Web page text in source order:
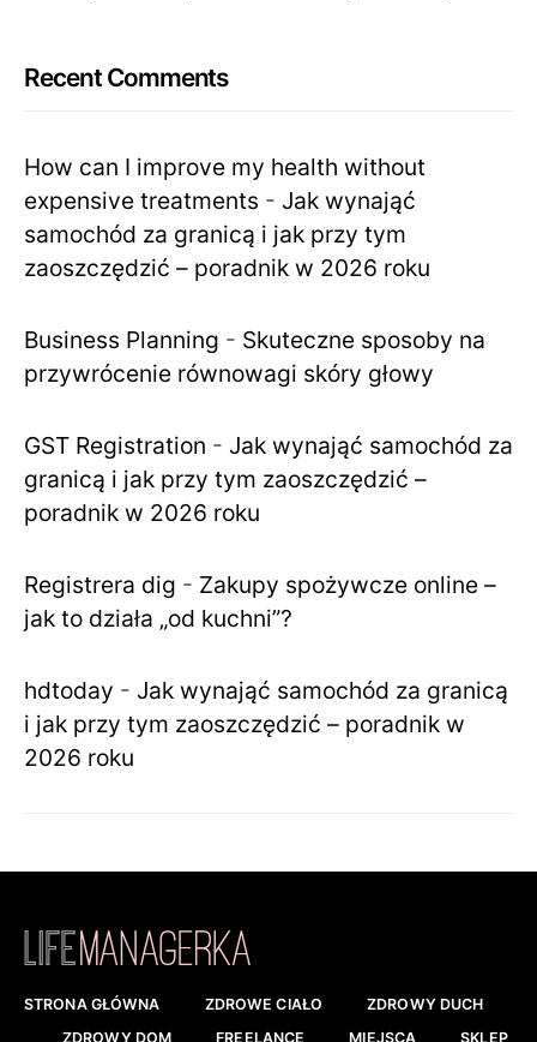
Recent Comments
How can I improve my health without
expensive treatments - Jak wynająć
samochód za granicą i jak przy tym
zaoszczędzić – poradnik w 2026 roku
Business Planning - Skuteczne sposoby na
przywrócenie równowagi skóry głowy
GST Registration - Jak wynająć samochód za
granicą i jak przy tym zaoszczędzić –
poradnik w 2026 roku
Registrera dig - Zakupy spożywcze online –
jak to działa „od kuchni”?
hdtoday - Jak wynająć samochód za granicą
i jak przy tym zaoszczędzić – poradnik w
2026 roku
STRONA GŁÓWNA ZDROWE CIAŁO
ZDROWY DUCH
ZDROWY DOM
FREELANCE MIEJSCA SKLEP